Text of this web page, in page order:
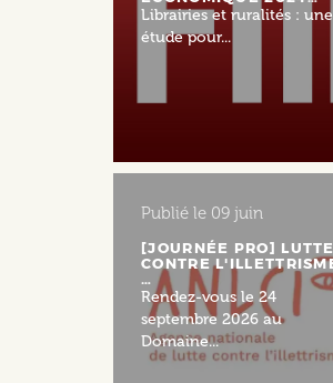
Librairies et ruralités : une
étude pour...
Publié le 09 juin
[JOURNÉE PRO] LUTTE
CONTRE
…
Rendez-vous le 24
septembre 2026 au
Domaine...